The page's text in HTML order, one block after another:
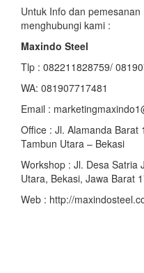
Untuk Info dan
menghubungi kami :
Maxindo Steel
Tlp : 082211828759/
WA: 081907717481
Email :
Office : Jl. Alamanda Barat
Tambun Utara – Bekasi
Workshop : Jl. Desa Satria
Utara, Bekasi, Jawa Barat
Web : http://